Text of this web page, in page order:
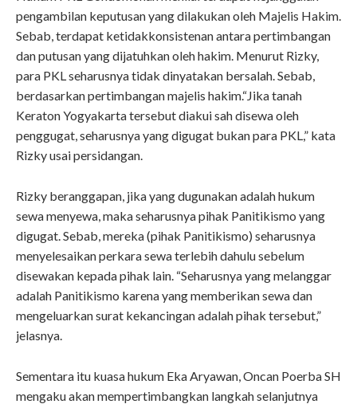
pengambilan keputusan yang dilakukan oleh Majelis Hakim.
Sebab, terdapat ketidakkonsistenan antara pertimbangan
dan putusan yang dijatuhkan oleh hakim. Menurut Rizky,
para PKL seharusnya tidak dinyatakan bersalah. Sebab,
berdasarkan pertimbangan majelis hakim.“Jika tanah
Keraton Yogyakarta tersebut diakui sah disewa oleh
penggugat, seharusnya yang digugat bukan para PKL,” kata
Rizky usai persidangan.
Rizky beranggapan, jika yang dugunakan adalah hukum
sewa menyewa, maka seharusnya pihak Panitikismo yang
digugat. Sebab, mereka (pihak Panitikismo) seharusnya
menyelesaikan perkara sewa terlebih dahulu sebelum
disewakan kepada pihak lain. “Seharusnya yang melanggar
adalah Panitikismo karena yang memberikan sewa dan
mengeluarkan surat kekancingan adalah pihak tersebut,”
jelasnya.
Sementara itu kuasa hukum Eka Aryawan, Oncan Poerba SH
mengaku akan mempertimbangkan langkah selanjutnya